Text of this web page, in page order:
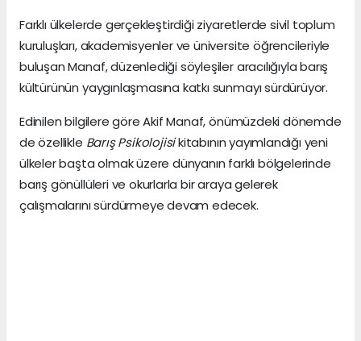
Farklı ülkelerde gerçekleştirdiği ziyaretlerde sivil toplum
kuruluşları, akademisyenler ve üniversite öğrencileriyle
buluşan Manaf, düzenlediği söyleşiler aracılığıyla barış
kültürünün yaygınlaşmasına katkı sunmayı sürdürüyor.
Edinilen bilgilere göre Akif Manaf, önümüzdeki dönemde
de özellikle Barış Psikolojisikitabının yayımlandığı yeni
ülkeler başta olmak üzere dünyanın farklı bölgelerinde
barış gönüllüleri ve okurlarla bir araya gelerek
çalışmalarını sürdürmeye devam edecek.